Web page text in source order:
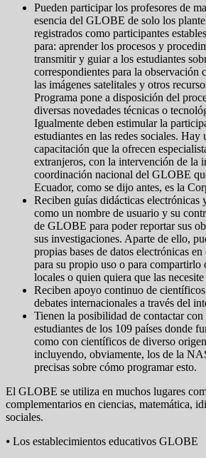
Pueden participar los profesores de
esencia del GLOBE de solo los
registrados como participantes
para: aprender los procesos y
transmitir y guiar a los estudiantes
correspondientes para la observación
las imágenes satelitales y otros
Programa pone a disposición del
diversas novedades técnicas o
Igualmente deben estimular la
estudiantes en las redes sociales. Hay
capacitación que la ofrecen
extranjeros, con la intervención de la
coordinación nacional del GLOBE
Ecuador, como se dijo antes, es la
Reciben guías didácticas electrónicas
como un nombre de usuario y su
de GLOBE para poder reportar sus
sus investigaciones. Aparte de ello,
propias bases de datos electrónicas
para su propio uso o para compartirlo
locales o quien quiera que las
Reciben apoyo continuo de
debates internacionales a través del
Tienen la posibilidad de contactar
estudiantes de los 109 países donde
como con científicos de diverso
incluyendo, obviamente, los de la
precisas sobre cómo programar esto.
El GLOBE se utiliza en muchos lugares
complementarios en ciencias, matemática,
sociales.
⦁ Los establecimientos educativos GLOBE